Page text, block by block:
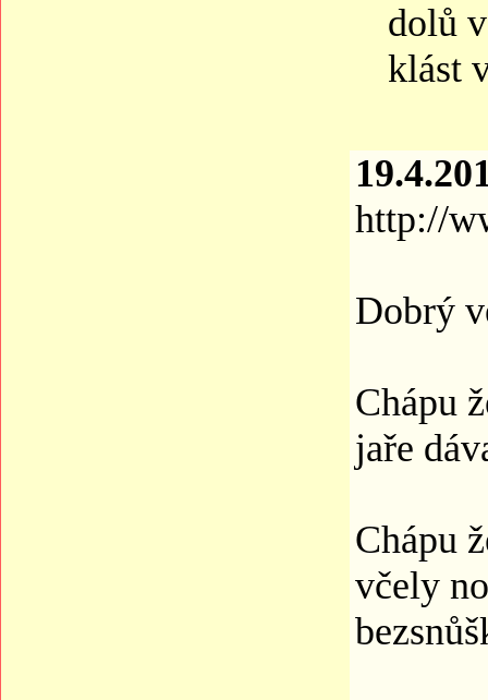
dolů
klást
http://
Dobrý
Chápu
jaře
Chápu
včely